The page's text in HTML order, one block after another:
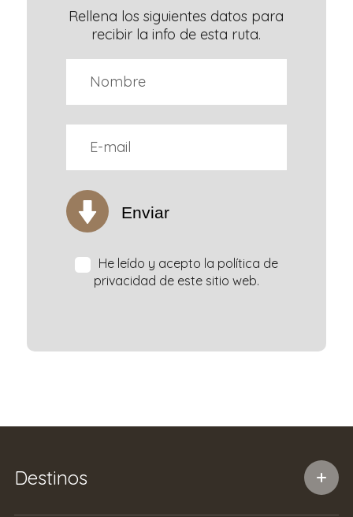
Rellena los siguientes datos para
recibir la info de esta ruta.
Enviar
He leído y acepto la política de
privacidad de este sitio web.
Destinos